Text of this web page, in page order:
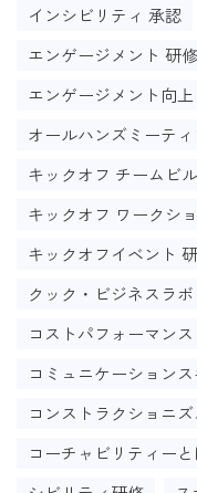
インシビリティ 承認
エンゲージメント 研修
エンゲージメント向
オールハンズミーテ
キックオフ チームビ
キックオフ ワークシ
キックオフイベント
クック・ビジネスラボ
コストパフォーマンス
コミュニケーション
コンストラクショニズ
コーチャビリティーと